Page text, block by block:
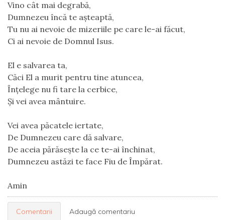
Vino cât mai degrabă,
Dumnezeu încă te așteaptă,
Tu nu ai nevoie de mizeriile pe care le-ai făcut,
Ci ai nevoie de Domnul Isus.
El e salvarea ta,
Căci El a murit pentru tine atuncea,
Înțelege nu fi tare la cerbice,
Și vei avea mântuire.
Vei avea păcatele iertate,
De Dumnezeu care dă salvare,
De aceia părăsește la ce te-ai închinat,
Dumnezeu astăzi te face Fiu de Împărat.
Amin
Comentarii Adaugă comentariu